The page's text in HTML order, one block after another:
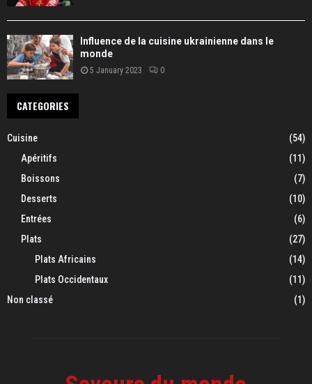
Influence de la cuisine ukrainienne dans le
monde
5 January 2023 0
CATEGORIES
Cuisine
(54)
Apéritifs
(11)
Boissons
(7)
Desserts
(10)
Entrées
(6)
Plats
(27)
Plats Africains
(14)
Plats Occidentaux
(11)
Non classé
(1)